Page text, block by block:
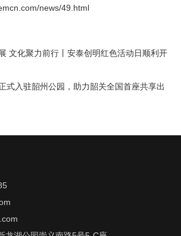
news/49.html
文化聚力前行丨安泰创明红色活动日顺利开
式入驻韶州公园，助力韶关全国首座共享出